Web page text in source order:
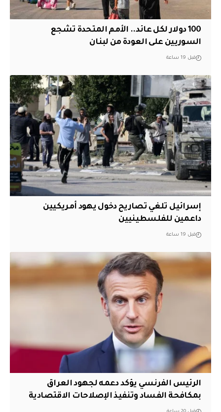
100 دولار لكل عائد.. الأمم المتحدة تشجع
السوريين على العودة من لبنان
قبل 19 ساعة
إسرائيل تلغي تصاريح دخول يهود أمريكيين
داعمين للفلسطينيين
قبل 19 ساعة
الرئيس الفرنسي يؤكد دعمه لجهود العراق
بمكافحة الفساد وتنفيذ الإصلاحات الاقتصادية